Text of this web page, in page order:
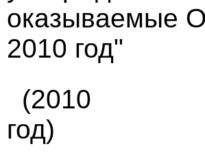
оказываемые
2010 год"
(2010
год)